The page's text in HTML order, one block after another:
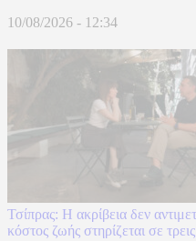
10/08/2026 - 12:34
Τσίπρας: Η ακρίβεια δεν
κόστος ζωής στηρίζεται σε